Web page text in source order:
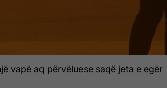
vapë aq përvëluese saqë jeta e egër